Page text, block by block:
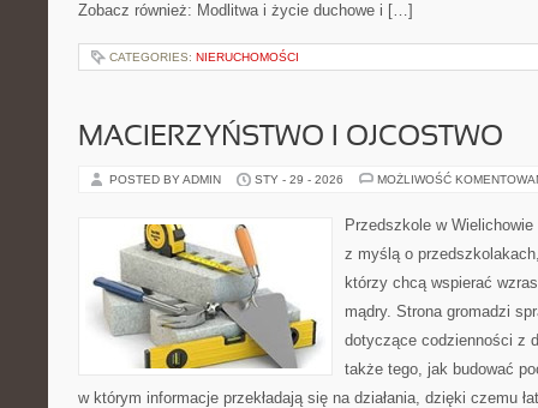
Zobacz również: Modlitwa i życie duchowe i […]
CATEGORIES: NIERUCHOMOŚCI
MACIERZYŃSTWO I OJCOSTWO
POSTED BY ADMIN STY - 29 - 2026 MOŻLIWOŚĆ
Przedszkole w
z myślą o
którzy chcą wspierać
mądry. Strona gromadzi
dotyczące codzienności z
także tego, jak budować
w którym informacje przekładają się na działania, dzięki czemu